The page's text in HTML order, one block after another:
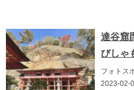
達谷窟
びしゃ
フォトス
2023-02-